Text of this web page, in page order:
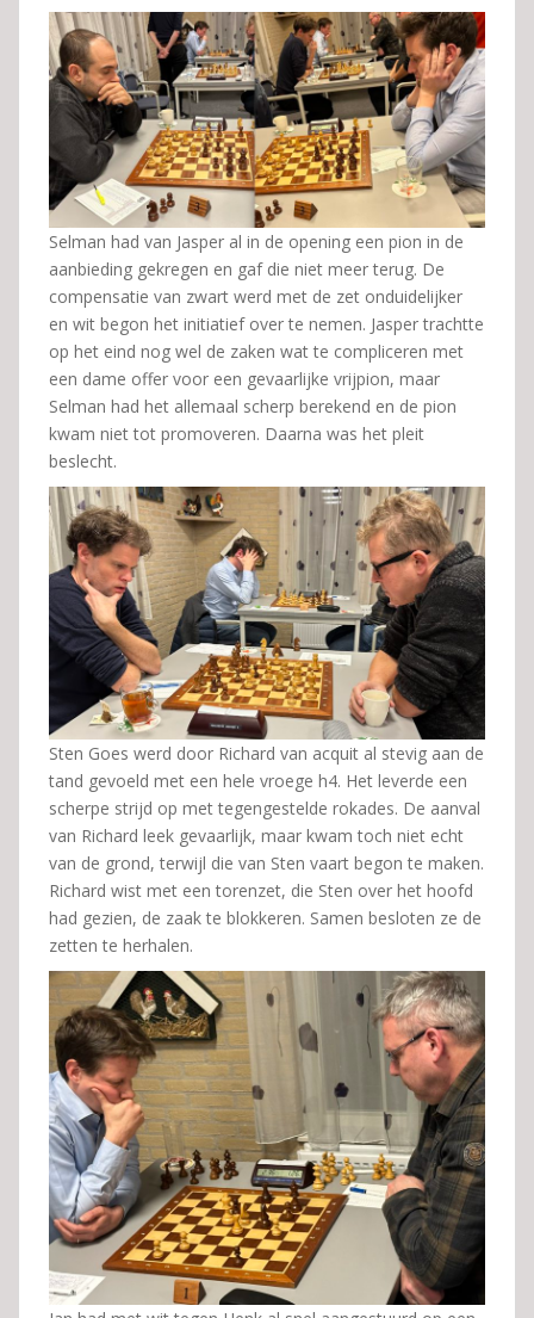
Selman had van Jasper al in de opening een pion in de
aanbieding gekregen en gaf die niet meer terug. De
compensatie van zwart werd met de zet onduidelijker
en wit begon het initiatief over te nemen. Jasper trachtte
op het eind nog wel de zaken wat te compliceren met
een dame offer voor een gevaarlijke vrijpion, maar
Selman had het allemaal scherp berekend en de pion
kwam niet tot promoveren. Daarna was het pleit
beslecht.
Sten Goes werd door Richard van acquit al stevig aan de
tand gevoeld met een hele vroege h4. Het leverde een
scherpe strijd op met tegengestelde rokades. De aanval
van Richard leek gevaarlijk, maar kwam toch niet echt
van de grond, terwijl die van Sten vaart begon te maken.
Richard wist met een torenzet, die Sten over het hoofd
had gezien, de zaak te blokkeren. Samen besloten ze de
zetten te herhalen.